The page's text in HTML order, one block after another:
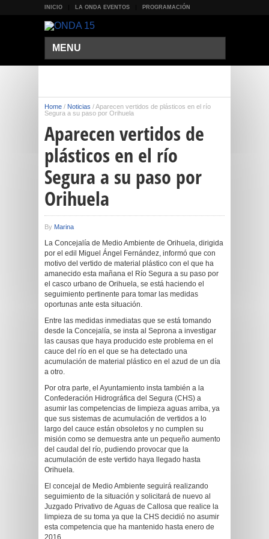
INICIO LA ONDA EVENTOS PROGRAMACIÓN
MENU
Home / Noticias /Aparecen vertidos de plásticos en el río
Segura a su paso por Orihuela
Aparecen vertidos de
plásticos en el río
Segura a su paso por
Orihuela
By Marina
La Concejalía de Medio Ambiente de Orihuela, dirigida
por el edil Miguel Ángel Fernández, informó que con
motivo del vertido de material plástico con el que ha
amanecido esta mañana el Río Segura a su paso por
el casco urbano de Orihuela, se está haciendo el
seguimiento pertinente para tomar las medidas
oportunas ante esta situación.
Entre las medidas inmediatas que se está tomando
desde la Concejalía, se insta al Seprona a investigar
las causas que haya producido este problema en el
cauce del río en el que se ha detectado una
acumulación de material plástico en el azud de un día
a otro.
Por otra parte, el Ayuntamiento insta también a la
Confederación Hidrográfica del Segura (CHS) a
asumir las competencias de limpieza aguas arriba, ya
que sus sistemas de acumulación de vertidos a lo
largo del cauce están obsoletos y no cumplen su
misión como se demuestra ante un pequeño aumento
del caudal del río, pudiendo provocar que la
acumulación de este vertido haya llegado hasta
Orihuela.
El concejal de Medio Ambiente seguirá realizando
seguimiento de la situación y solicitará de nuevo al
Juzgado Privativo de Aguas de Callosa que realice la
limpieza de su toma ya que la CHS decidió no asumir
esta competencia que ha mantenido hasta enero de
2016.